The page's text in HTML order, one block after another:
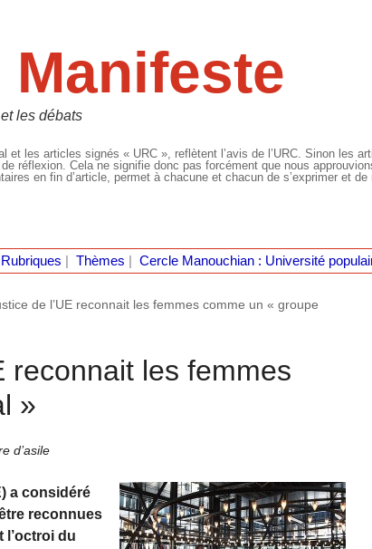
Manifeste
les débats
et les articles signés « URC », reflètent l’avis de l’URC. Sinon les
réflexion. Cela ne signifie donc pas forcément que nous
en fin d’article, permet à chacune et chacun de s’exprimer et de
Rubriques Thèmes Cercle Manouchian : Université
de l’UE reconnait les femmes comme un « groupe
reconnait les femmes
»
d’asile
a considéré
reconnues
l’octroi du